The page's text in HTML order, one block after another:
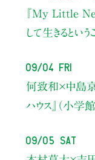
『My Little
して生きるとい
09/04 Fri
何致和×中島
ハウス』（小学
09/05 Sat